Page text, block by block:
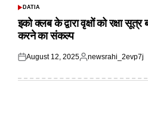
POSTED
DATIA
इको क्लब के द्वारा वृक्षों को रक्षा सूत्र
करने का संकल्प
Posted
August 12, 2025
Posted
newsrahi_2evp7j